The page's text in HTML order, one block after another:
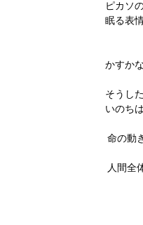
ピカソ
眠る表
かすか
そうし
いのち
命の動
人間全